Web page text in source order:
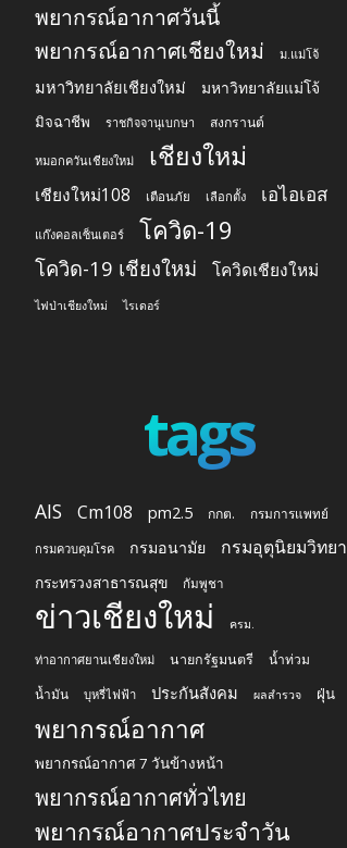
พยากรณ์อากาศวันนี้
พยากรณ์อากาศเชียงใหม่
ม.แม่โจ้
มหาวิทยาลัยเชียงใหม่ มหาวิทยาลัยแม่โจ้
มิจฉาชีพ ราชกิจจานุเบกษา สงกรานต์
หมอกควันเชียงใหม่ เชียงใหม่
เชียงใหม่108 เตือนภัย เลือกตั้ง เอไอเอส
แก๊งคอลเซ็นเตอร์ โควิด-19
โควิด-19 เชียงใหม่ โควิดเชียงใหม่
ไฟป่าเชียงใหม่ ไรเดอร์
tags
AIS Cm108 pm2.5 กกต. กรมการแพทย์
กรมควบคุมโรค กรมอนามัย กรมอุตุนิยมวิทยา
กระทรวงสาธารณสุข กัมพูชา
ข่าวเชียงใหม่ ครม.
ท่าอากาศยานเชียงใหม่ นายกรัฐมนตรี น้ำท่วม
น้ำมัน บุหรี่ไฟฟ้า ประกันสังคม ผลสำรวจ ฝุ่น
พยากรณ์อากาศ
พยากรณ์อากาศ 7 วันข้างหน้า
พยากรณ์อากาศทั่วไทย
พยากรณ์อากาศประจำวัน